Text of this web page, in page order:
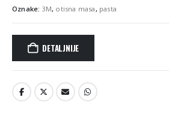
Oznake: 3M, otisna masa , pasta
DETALJNIJE